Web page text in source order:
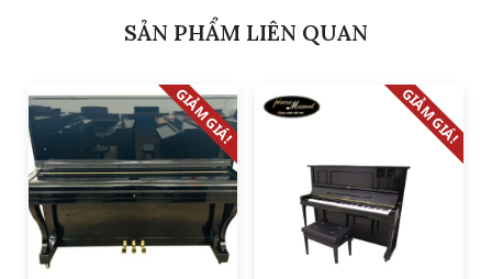
SẢN PHẨM LIÊN QUAN
GIẢM GIÁ! GIẢM GIÁ!